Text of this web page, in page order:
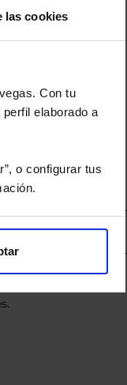
las cookies
Con tu
elaborado a
o configurar tus
estudio gratuito